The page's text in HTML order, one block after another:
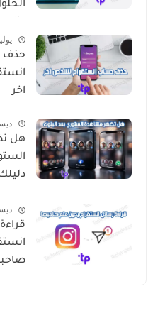
يوليو 24,
حذف
اخر
هل